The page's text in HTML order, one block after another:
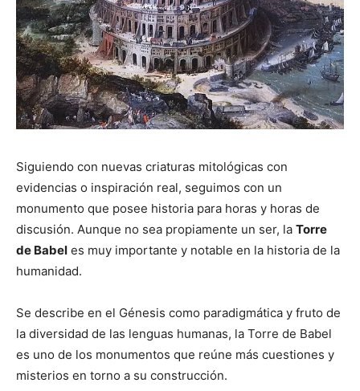
Siguiendo con nuevas criaturas mitológicas con
evidencias o inspiración real, seguimos con un
monumento que posee historia para horas y horas de
discusión. Aunque no sea propiamente un ser, la Torre
de Babel es muy importante y notable en la historia de la
humanidad.
Se describe en el Génesis como paradigmática y fruto de
la diversidad de las lenguas humanas, la Torre de Babel
es uno de los monumentos que reúne más cuestiones y
misterios en torno a su construcción.